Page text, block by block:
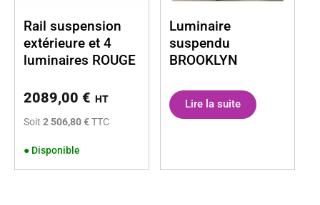
Rail suspension
extérieure et 4
luminaires ROUGE
2089,00 € HT
Soit 2 506,80 €TTC
● Disponible
Luminaire
suspendu
BROOKLYN
Lire la suite